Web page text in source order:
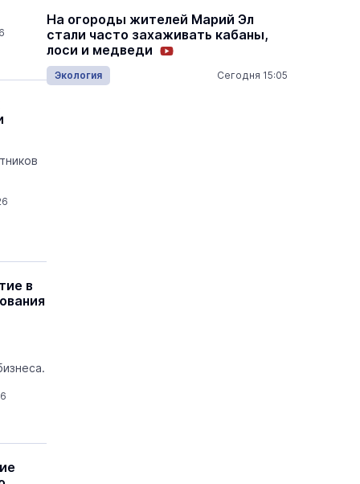
в
На огороды жителей Марий Эл
стали часто захаживать кабаны,
лоси и медведи
Экология Сегодня 15:05